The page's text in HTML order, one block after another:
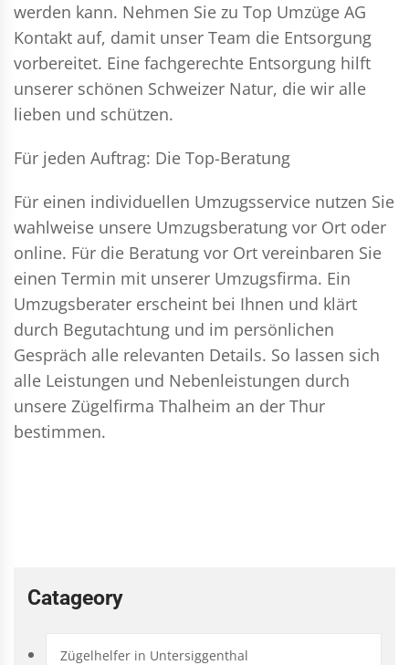
werden kann. Nehmen Sie zu Top Umzüge AG
Kontakt auf, damit unser Team die Entsorgung
vorbereitet. Eine fachgerechte Entsorgung hilft
unserer schönen Schweizer Natur, die wir alle
lieben und schützen.
Für jeden Auftrag: Die Top-Beratung
Für einen individuellen Umzugsservice nutzen Sie
wahlweise unsere Umzugsberatung vor Ort oder
online. Für die Beratung vor Ort vereinbaren Sie
einen Termin mit unserer Umzugsfirma. Ein
Umzugsberater erscheint bei Ihnen und klärt
durch Begutachtung und im persönlichen
Gespräch alle relevanten Details. So lassen sich
alle Leistungen und Nebenleistungen durch
unsere Zügelfirma Thalheim an der Thur
bestimmen.
Catageory
Zügelhelfer in Untersiggenthal